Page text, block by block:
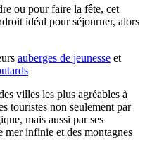
ou pour faire la fête, cet
idéal pour séjourner, alors
auberges de jeunesse et
villes les plus agréables à
touristes non seulement par
mais aussi par ses
mer infinie et des montagnes